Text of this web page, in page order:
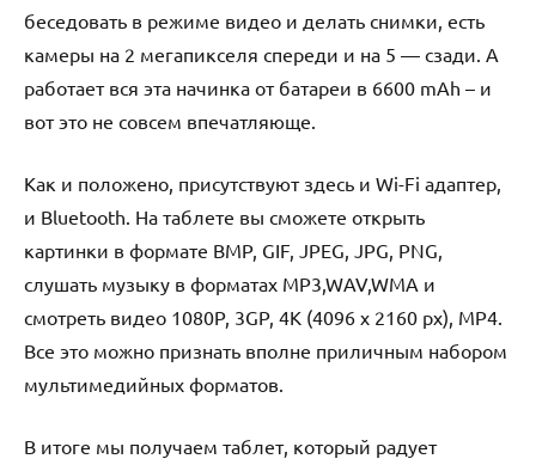
беседовать в режиме видео и делать снимки, есть
камеры на 2 мегапикселя спереди и на 5 — сзади. А
работает вся эта начинка от батареи в 6600 mAh – и
вот это не совсем впечатляюще.
Как и положено, присутствуют здесь и Wi-Fi адаптер,
и Bluetooth. На таблете вы сможете открыть
картинки в формате BMP, GIF, JPEG, JPG, PNG,
слушать музыку в форматах MP3,WAV,WMA и
смотреть видео 1080P, 3GP, 4K (4096 x 2160 px), MP4.
Все это можно признать вполне приличным набором
мультимедийных форматов.
В итоге мы получаем таблет, который радует